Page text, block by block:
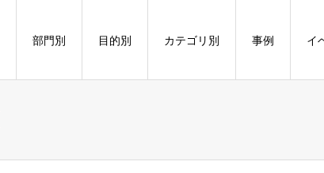
部門別 目的別 カテゴリ別 事例 イ